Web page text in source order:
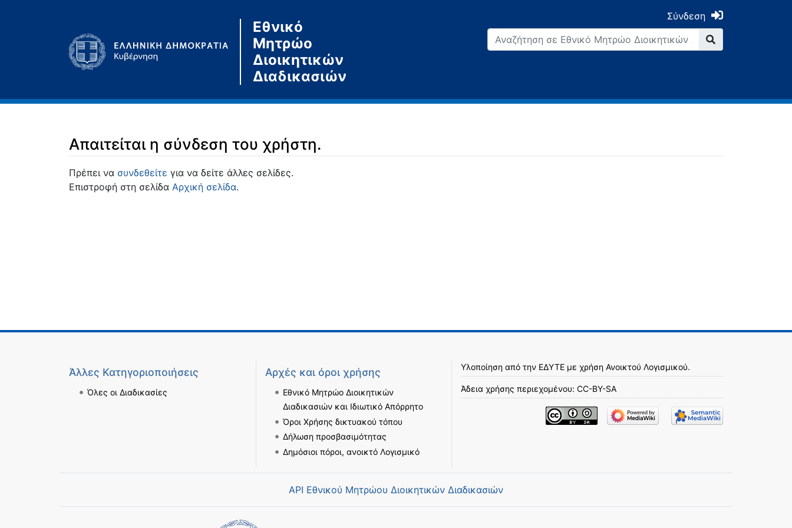
Εθνικό
Μητρώο
Διοικητικών
Διαδικασιών
Σύνδεση
Απαιτείται η σύνδεση του χρήστη.
Μετάβαση σε:πλοήγηση,αναζήτηση
Πρέπει να συνδεθείτε για να δείτε άλλες σελίδες.
Επιστροφή στη σελίδα Αρχική σελίδα.
Άλλες Κατηγοριοποιήσεις
Όλες οι Διαδικασίες
Αρχές και όροι χρήσης
Εθνικό Μητρώο Διοικητικών
Διαδικασιών και Ιδιωτικό Απόρρητο
Όροι Χρήσης δικτυακού τόπου
Δήλωση προσβασιμότητας
Δημόσιοι πόροι, ανοικτό Λογισμικό
Υλοποίηση από την ΕΔΥΤΕ με χρήση Ανοικτού Λογισμικού.
Άδεια χρήσης περιεχομένου: CC-BY-SA
API Εθνικού Μητρώου Διοικητικών Διαδικασιών